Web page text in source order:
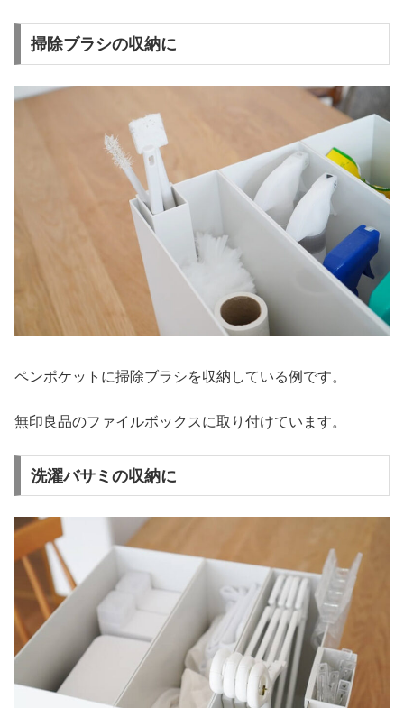
掃除ブラシの収納に
ペンポケットに掃除ブラシを収納している例です。
無印良品のファイルボックスに取り付けています。
洗濯バサミの収納に